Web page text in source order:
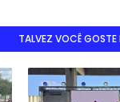
TALVEZ VOCÊ